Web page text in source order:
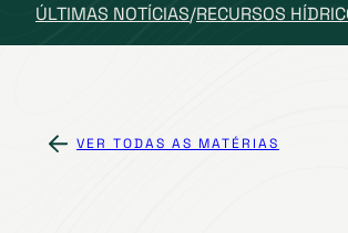
ÚLTIMAS NOTÍCIAS/RECURSOS
VER TODAS AS MATÉRIAS